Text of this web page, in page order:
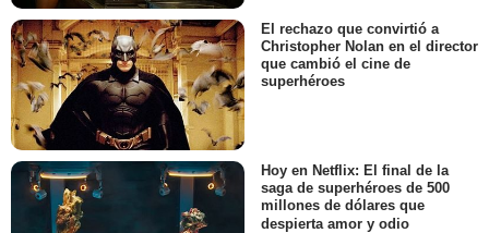
El rechazo que convirtió a
Christopher Nolan en el director
que cambió el cine de
superhéroes
Hoy en Netflix: El final de la
saga de superhéroes de 500
millones de dólares que
despierta amor y odio